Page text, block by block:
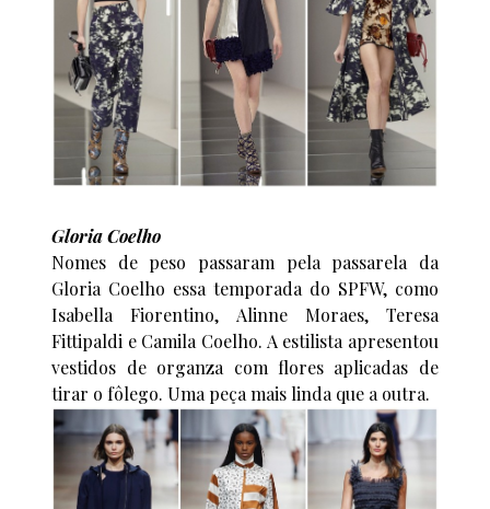
Gloria Coelho
Nomes de peso passaram pela passarela da
Gloria Coelho essa temporada do SPFW, como
Isabella Fiorentino, Alinne Moraes, Teresa
Fittipaldi e Camila Coelho. A estilista apresentou
vestidos de organza com flores aplicadas de
tirar o fôlego. Uma peça mais linda que a outra.